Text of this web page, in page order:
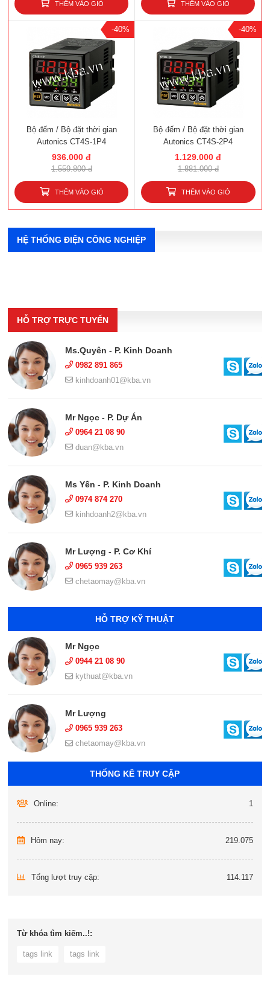
THÊM VÀO GIỎ THÊM VÀO GIỎ
-40%
Bộ đếm / Bộ đặt thời gian
Autonics CT4S-1P4
936.000 đ
1.559.800 đ
THÊM VÀO GIỎ
-40%
Bộ đếm / Bộ đặt thời gian
Autonics CT4S-2P4
1.129.000 đ
1.881.000 đ
THÊM VÀO GIỎ
HỆ THỐNG ĐIỆN CÔNG NGHIỆP
HỖ TRỢ TRỰC TUYẾN
Ms.Quyên - P. Kinh Doanh
0982 891 865
kinhdoanh01@kba.vn
Mr Ngọc - P. Dự Án
0964 21 08 90
duan@kba.vn
Ms Yến - P. Kinh Doanh
0974 874 270
kinhdoanh2@kba.vn
Mr Lượng - P. Cơ Khí
0965 939 263
chetaomay@kba.vn
HỖ TRỢ KỸ THUẬT
Mr Ngọc
0944 21 08 90
kythuat@kba.vn
Mr Lượng
0965 939 263
chetaomay@kba.vn
THỐNG KÊ TRUY CẬP
Online: 1
Hôm nay: 219.075
Tổng lượt truy cập: 114.117
Từ khóa tìm kiếm..!:
tags link tags link